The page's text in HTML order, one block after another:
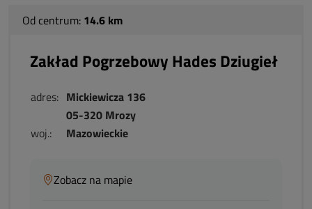
Od centrum: 14.6 km
Zakład Pogrzebowy Hades Dziugieł
adres: Mickiewicza 136
05-320 Mrozy
woj.:
Mazowieckie
Zobacz na mapie